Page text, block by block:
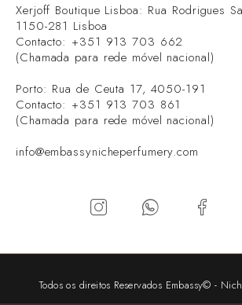
Xerjoff Boutique Lisboa: Rua Rodrigues
1150-281 Lisboa
Contacto: +351 913 703 662
(Chamada para rede móvel nacional)
Porto: Rua de Ceuta 17, 4050-191
Contacto: +351 913 703 861
(Chamada para rede móvel nacional)
info@embassynicheperfumery.com
Todos os direitos Reservados Embassy© -